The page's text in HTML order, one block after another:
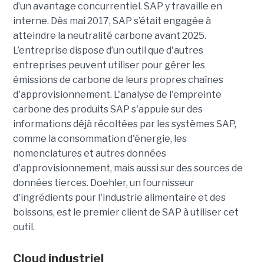
d’un avantage concurrentiel. SAP y travaille en
interne. Dès mai 2017, SAP s’était engagée à
atteindre la neutralité carbone avant 2025.
L’entreprise dispose d’un outil que d'autres
entreprises peuvent utiliser pour gérer les
émissions de carbone de leurs propres chaînes
d'approvisionnement. L'analyse de l'empreinte
carbone des produits SAP s'appuie sur des
informations déjà récoltées par les systèmes SAP,
comme la consommation d'énergie, les
nomenclatures et autres données
d'approvisionnement, mais aussi sur des sources de
données tierces. Doehler, un fournisseur
d'ingrédients pour l'industrie alimentaire et des
boissons, est le premier client de SAP à utiliser cet
outil.
Cloud industriel